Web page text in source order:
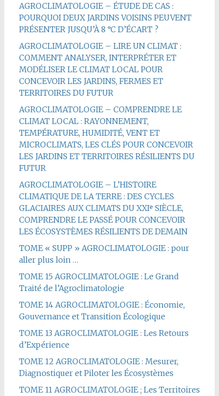
AGROCLIMATOLOGIE – ÉTUDE DE CAS :
POURQUOI DEUX JARDINS VOISINS PEUVENT
PRÉSENTER JUSQU’À 8 °C D’ÉCART ?
AGROCLIMATOLOGIE – LIRE UN CLIMAT :
COMMENT ANALYSER, INTERPRÉTER ET
MODÉLISER LE CLIMAT LOCAL POUR
CONCEVOIR LES JARDINS, FERMES ET
TERRITOIRES DU FUTUR
AGROCLIMATOLOGIE – COMPRENDRE LE
CLIMAT LOCAL : RAYONNEMENT,
TEMPÉRATURE, HUMIDITÉ, VENT ET
MICROCLIMATS, LES CLÉS POUR CONCEVOIR
LES JARDINS ET TERRITOIRES RÉSILIENTS DU
FUTUR
AGROCLIMATOLOGIE – L’HISTOIRE
CLIMATIQUE DE LA TERRE : DES CYCLES
GLACIAIRES AUX CLIMATS DU XXIᵉ SIÈCLE,
COMPRENDRE LE PASSÉ POUR CONCEVOIR
LES ÉCOSYSTÈMES RÉSILIENTS DE DEMAIN
TOME « SUPP » AGROCLIMATOLOGIE : pour
aller plus loin …
TOME 15 AGROCLIMATOLOGIE : Le Grand
Traité de l’Agroclimatologie
TOME 14 AGROCLIMATOLOGIE : Économie,
Gouvernance et Transition Écologique
TOME 13 AGROCLIMATOLOGIE : Les Retours
d’Expérience
TOME 12 AGROCLIMATOLOGIE : Mesurer,
Diagnostiquer et Piloter les Écosystèmes
TOME 11 AGROCLIMATOLOGIE ; Les Territoires